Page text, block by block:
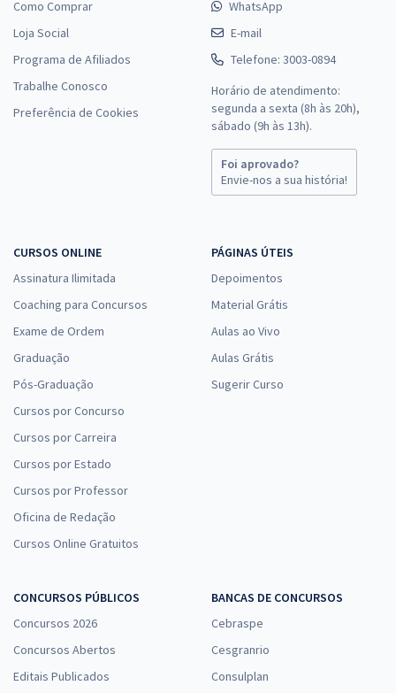
Como Comprar
Loja Social
Programa de Afiliados
Trabalhe Conosco
Preferência de Cookies
WhatsApp
E-mail
Telefone: 3003-0894
Horário de atendimento:
segunda a sexta (8h às 20h),
sábado (9h às 13h).
Foi aprovado?
Envie-nos a sua história!
CURSOS ONLINE
Assinatura Ilimitada
Coaching para Concursos
Exame de Ordem
Graduação
Pós-Graduação
Cursos por Concurso
Cursos por Carreira
Cursos por Estado
Cursos por Professor
Oficina de Redação
Cursos Online Gratuitos
PÁGINAS ÚTEIS
Depoimentos
Material Grátis
Aulas ao Vivo
Aulas Grátis
Sugerir Curso
CONCURSOS PÚBLICOS
Concursos 2026
Concursos Abertos
Editais Publicados
BANCAS DE CONCURSOS
Cebraspe
Cesgranrio
Consulplan